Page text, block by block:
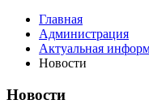
Главная
Администрация
Актуальная
Новости
Новости